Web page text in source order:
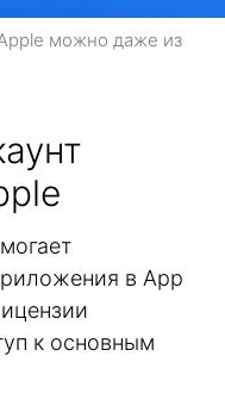
можно даже из
в App
к основным